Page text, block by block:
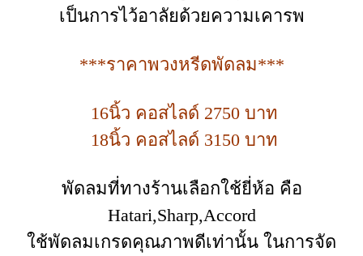
เป็นการไว้อาลัยด้วยความเคารพ
***ราคาพวงหรีดพัดลม***
16นิ้ว คอสไลด์ 2750 บาท
18นิ้ว คอสไลด์ 3150 บาท
พัดลมที่ทางร้านเลือกใช้ยี่ห้อ คือ
Hatari,Sharp,Accord
ใช้พัดลมเกรดคุณภาพดีเท่านั้น ในการจัด